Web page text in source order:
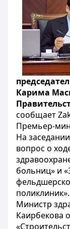
Карима
сообщает
Премьер-
На
вопрос о
больниц» и
поликлиник».
Министр
Каирбекова